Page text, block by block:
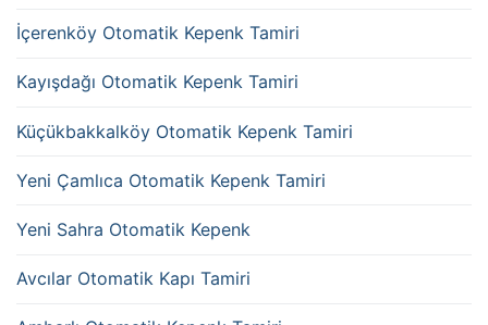
İçerenköy Otomatik Kepenk Tamiri
Kayışdağı Otomatik Kepenk Tamiri
Küçükbakkalköy Otomatik Kepenk Tamiri
Yeni Çamlıca Otomatik Kepenk Tamiri
Yeni Sahra Otomatik Kepenk
Avcılar Otomatik Kapı Tamiri